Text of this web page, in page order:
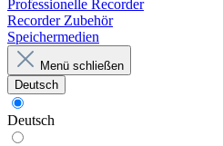
Professionelle Recorder
Recorder Zubehör
Speichermedien
Menü schließen
Deutsch
Deutsch